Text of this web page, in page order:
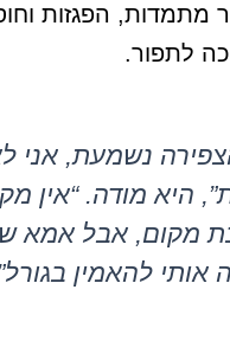
מתמדות, הפגזות
לתפור.
נשמעת, אני
היא מודה. “אין
מקום, אבל אמא
אותי להאמין